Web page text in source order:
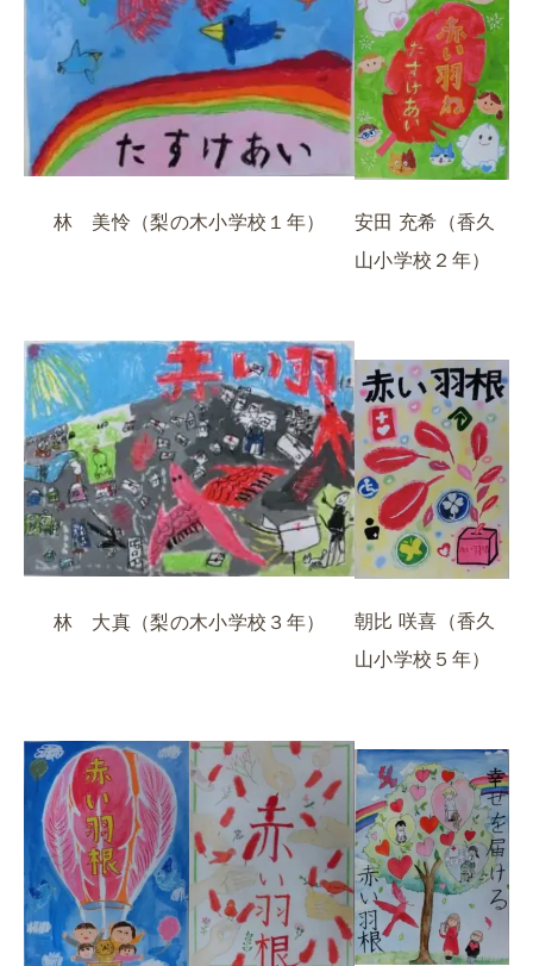
林 美怜（梨の木小学校１年）
安田 充希（香久
山小学校２年）
林 大真（梨の木小学校３年）
朝比 咲喜（香久
山小学校５年）